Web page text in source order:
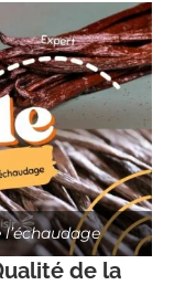
de la